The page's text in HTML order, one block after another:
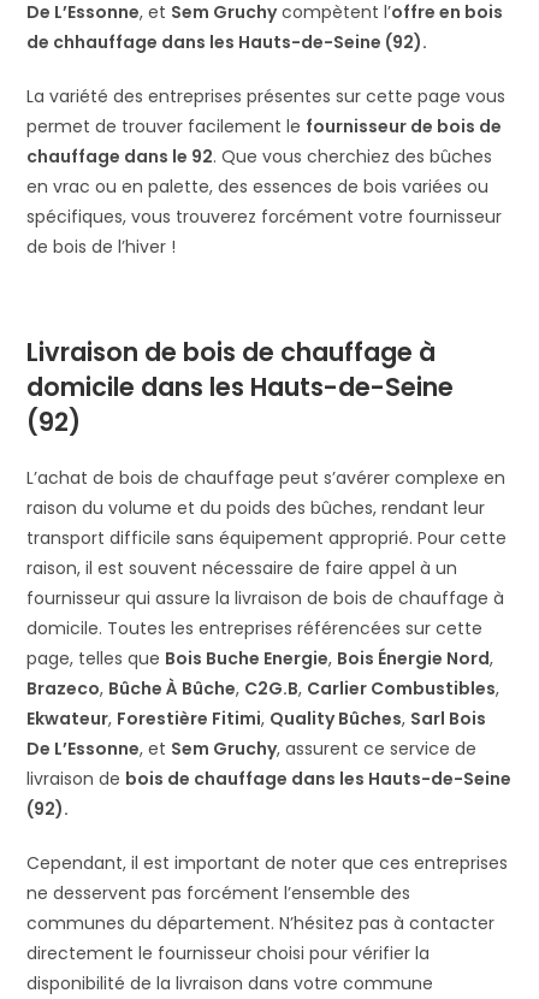
De L’Essonne, et Sem Gruchycompètent l’offre en bois
de chhauffage dans les Hauts-de-Seine (92).
La variété des entreprises présentes sur cette page vous
permet de trouver facilement le fournisseur de bois de
chauffage dans le 92. Que vous cherchiez des bûches
en vrac ou en palette, des essences de bois variées ou
spécifiques, vous trouverez forcément votre fournisseur
de bois de l’hiver !
Livraison de bois de chauffage à
domicile dans les Hauts-de-Seine
(92)
L’achat de bois de chauffage peut s’avérer complexe en
raison du volume et du poids des bûches, rendant leur
transport difficile sans équipement approprié. Pour cette
raison, il est souvent nécessaire de faire appel à un
fournisseur qui assure la livraison de bois de chauffage à
domicile. Toutes les entreprises référencées sur cette
page, telles que Bois Buche Energie, Bois Énergie Nord,
Brazeco, Bûche À Bûche, C2G.B, Carlier Combustibles,
Ekwateur, Forestière Fitimi, Quality Bûches, Sarl Bois
De L’Essonne, et Sem Gruchy, assurent ce service de
livraison de bois de chauffage dans les Hauts-de-Seine
(92).
Cependant, il est important de noter que ces entreprises
ne desservent pas forcément l’ensemble des
communes du département. N’hésitez pas à contacter
directement le fournisseur choisi pour vérifier la
disponibilité de la livraison dans votre commune